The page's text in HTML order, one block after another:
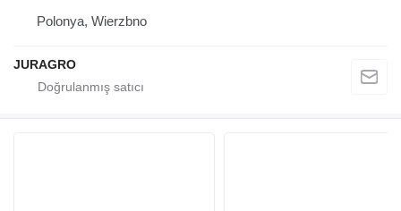
Polonya, Wierzbno
JURAGRO